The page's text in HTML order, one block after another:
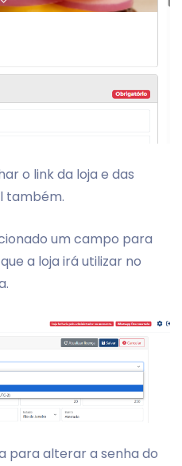
o link da loja e das
também.
um campo para
a loja irá utilizar no
para alterar a senha do